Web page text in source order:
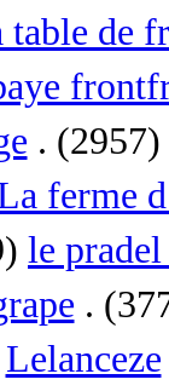
table de
. (2957)
ferme
le
.
Lelanceze